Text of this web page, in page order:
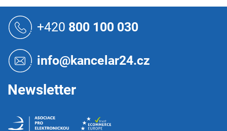
+420 800 100 030
info@kancelar24.cz
Newsletter